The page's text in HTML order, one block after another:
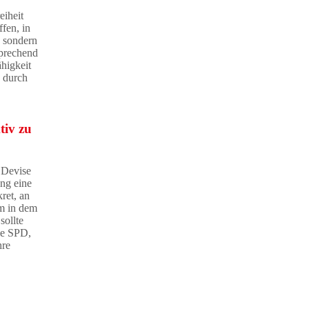
in
durch
zu
eine
an
in dem
SPD,